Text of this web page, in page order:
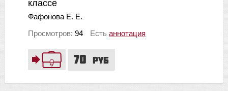
70 руб
классе
Фафонова Е. Е.
Просмотров: 94 Есть аннотация